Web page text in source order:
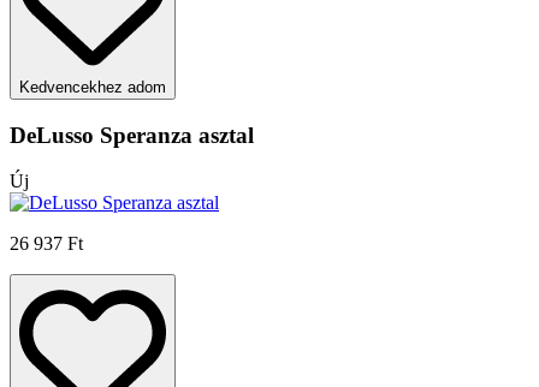
Kedvencekhez adom
DeLusso Speranza asztal
Új
26 937 Ft